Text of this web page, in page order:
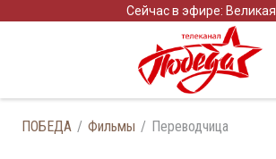
Сейчас в эфире: Великая
ПОБЕДА Фильмы Переводчица